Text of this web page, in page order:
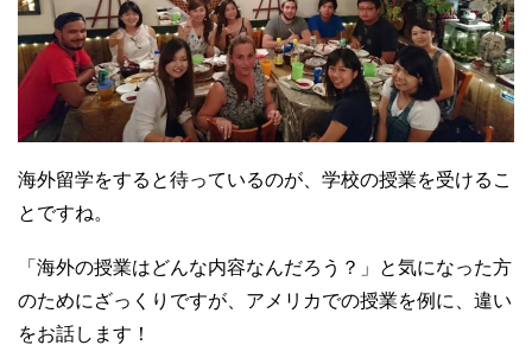
o
o
k
海外留学をすると待っているのが、学校の授業を受けるこ
とですね。
「海外の授業はどんな内容なんだろう？」と気になった方
のためにざっくりですが、アメリカでの授業を例に、違い
をお話します！